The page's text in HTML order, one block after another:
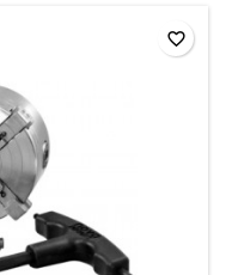
favorite_border